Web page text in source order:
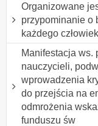
Organizowane
przypominanie o
każdego
Manifestacja ws.
nauczycieli,
wprowadzenia
do przejścia na
odmrożenia
funduszu św